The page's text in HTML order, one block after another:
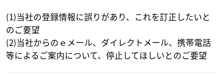
(1)当社の登録情報に誤りがあり、これを訂正したいと
のご要望
(2)当社からのｅメール、ダイレクトメール、携帯電話
等によるご案内について、停止してほしいとのご要望